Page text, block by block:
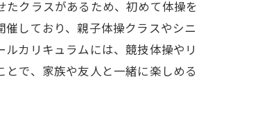
クラスがあるため、初めて体操を
しており、親子体操クラスやシニ
カリキュラムには、競技体操やリ
で、家族や友人と一緒に楽しめる